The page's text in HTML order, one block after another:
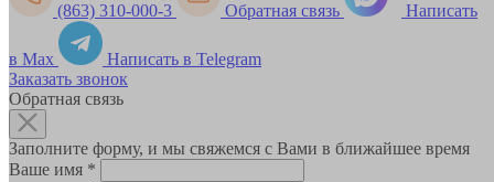
(863) 310-000-3 Обратная связь Написать
в Max
Написать в Telegram
Заказать звонок
Обратная связь
Заполните форму, и мы свяжемся с Вами в ближайшее время
Ваше имя *